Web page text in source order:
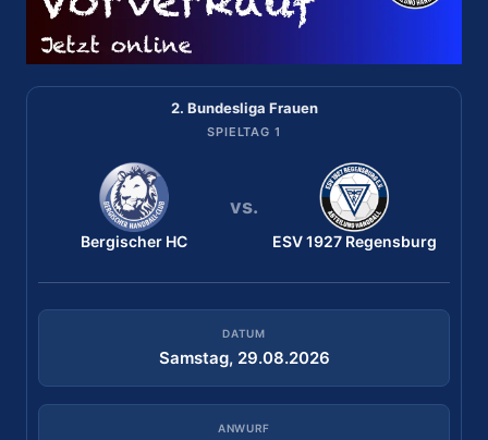
2. Bundesliga Frauen
SPIELTAG 1
Bergischer HC
vs.
ESV 1927 Regensburg
DATUM
Samstag, 29.08.2026
ANWURF
2. Bundesliga Frauen
SPIELTAG 2
ESV 1927 Regensburg
vs.
TuS Lintfort
DATUM
Samstag, 05.09.2026
ANWURF